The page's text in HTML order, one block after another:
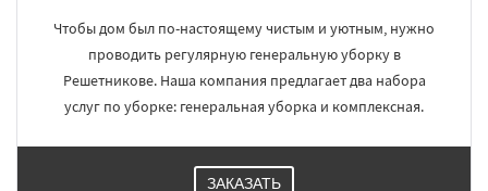
Чтобы дом был по-настоящему чистым и уютным, нужно
проводить регулярную генеральную уборку в
Решетникове. Наша компания предлагает два набора
услуг по уборке: генеральная уборка и комплексная.
ЗАКАЗАТЬ